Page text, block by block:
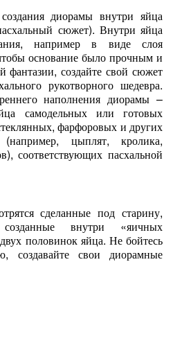
диорамы внутри яйца
сюжет). Внутри яйца
например в виде слоя
основание было прочным и
создайте свой сюжет
рукотворного шедевра.
наполнения диорамы –
самодельных или готовых
фарфоровых и других
цыплят, кролика,
соответствующих пасхальной
сделанные под старину,
внутри «яичных
половинок яйца. Не бойтесь
создавайте свои диорамные